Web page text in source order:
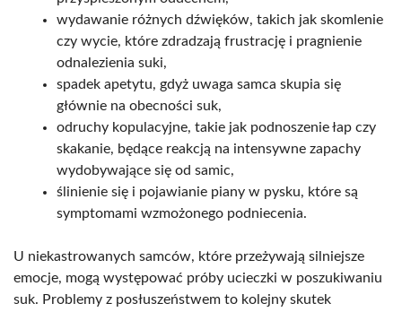
wydawanie różnych dźwięków, takich jak skomlenie
czy wycie, które zdradzają frustrację i pragnienie
odnalezienia suki,
spadek apetytu, gdyż uwaga samca skupia się
głównie na obecności suk,
odruchy kopulacyjne, takie jak podnoszenie łap czy
skakanie, będące reakcją na intensywne zapachy
wydobywające się od samic,
ślinienie się i pojawianie piany w pysku, które są
symptomami wzmożonego podniecenia.
U niekastrowanych samców, które przeżywają silniejsze
emocje, mogą występować próby ucieczki w poszukiwaniu
suk. Problemy z posłuszeństwem to kolejny skutek